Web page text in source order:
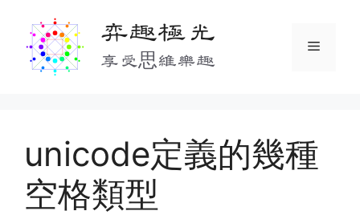
content
弈趣極光
享受思維樂趣
Menu
unicode定義的幾種
空格類型